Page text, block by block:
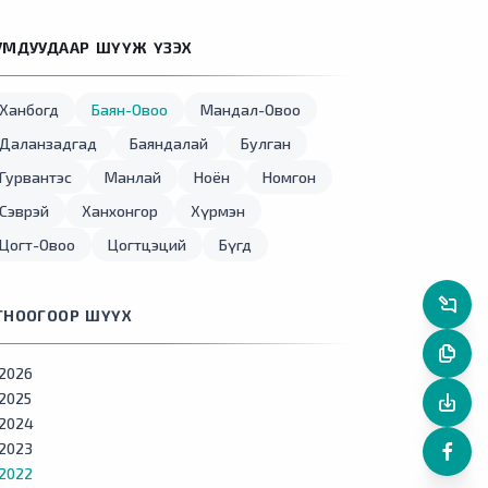
ШҮҮЖ ҮЗЭХ
Ханбогд Баян-Овоо
Мандал-Овоо
Даланзадгад
Баяндалай
Булган
Гурвантэс
Манлай Ноён
Номгон
Сэврэй
Ханхонгор
Хүрмэн
Цогт-Овоо
Цогтцэций Бүгд
ШҮҮХ